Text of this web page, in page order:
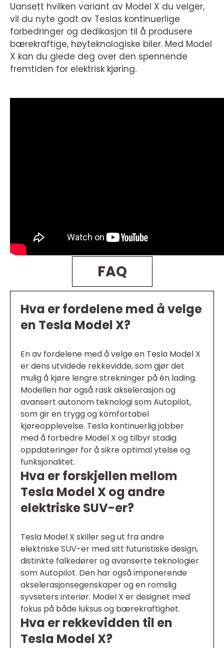
Uansett hvilken variant av Model X du velger,
vil du nyte godt av Teslas kontinuerlige
forbedringer og dedikasjon til å produsere
bærekraftige, høyteknologiske biler. Med Model
X kan du glede deg over den spennende
fremtiden for elektrisk kjøring.
FAQ
Hva er fordelene med å velge
en Tesla Model X?
En av fordelene med å velge en Tesla Model X
er dens utvidede rekkevidde, som gjør det
mulig å kjøre lengre strekninger på én lading.
Modellen har også rask akselerasjon og
avansert autonom teknologi som Autopilot,
som gir en trygg og komfortabel
kjøreopplevelse. Tesla kontinuerlig jobber
med å forbedre Model X og tilbyr stadig
oppdateringer for å sikre optimal ytelse og
funksjonalitet.
Hva er forskjellen mellom
Tesla Model X og andre
elektriske SUV-er?
Tesla Model X skiller seg ut fra andre
elektriske SUV-er med sitt futuristiske design,
distinkte falkedører og avanserte teknologier
som Autopilot. Den har også imponerende
akselerasjonsegenskaper og en romslig
syvseters interiør. Model X er designet med
fokus på både luksus og bærekraftighet.
Hva er rekkevidden til en
Tesla Model X?